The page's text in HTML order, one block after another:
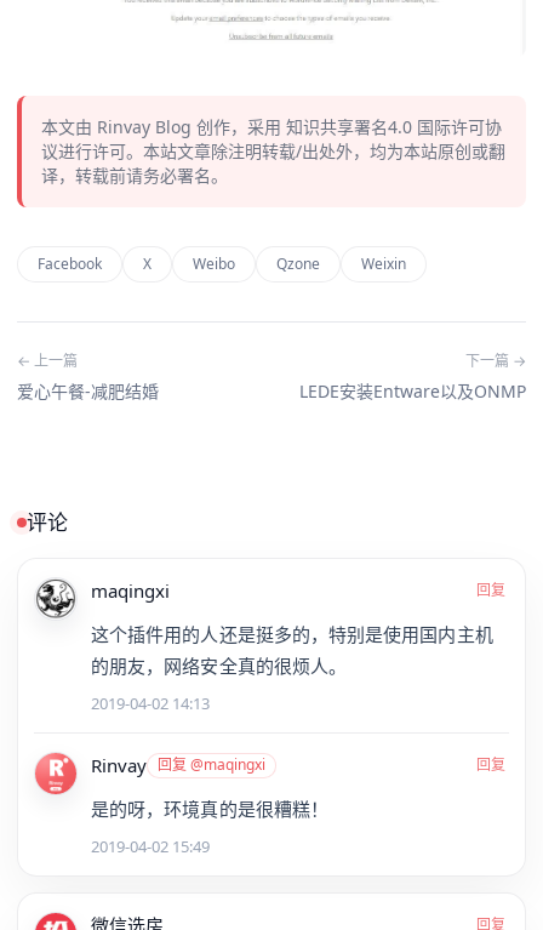
本文由 Rinvay Blog 创作，采用 知识共享署名4.0 国际许可协
议进行许可。本站文章除注明转载/出处外，均为本站原创或翻
译，转载前请务必署名。
Facebook X Weibo Qzone Weixin
← 上一篇
爱心午餐-减肥结婚
下一篇 →
LEDE安装Entware以及ONMP
评论
maqingxi 回复
这个插件用的人还是挺多的，特别是使用国内主机
的朋友，网络安全真的很烦人。
2019-04-02 14:13
Rinvay 回复 @maqingxi 回复
是的呀，环境真的是很糟糕！
2019-04-02 15:49
回复